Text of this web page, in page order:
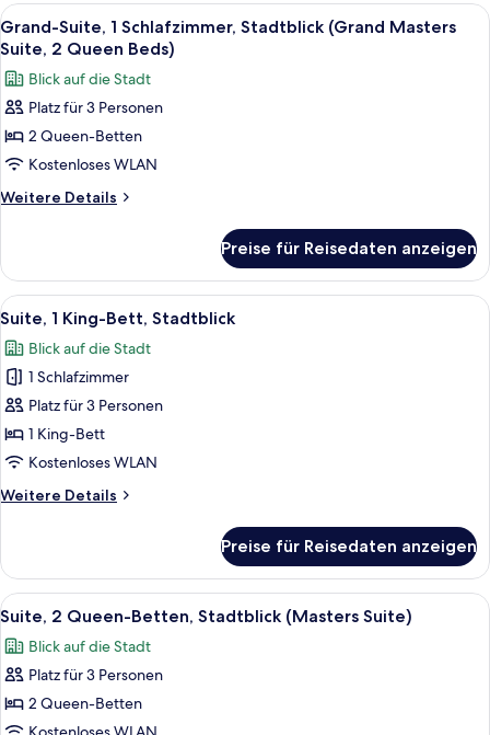
Schlafzimmer,
Stadtblick
Alle
Fotos
für
Grand-
Suite,
1
Schlafzimmer,
Stadtblick
Suite,
2
Queen
Beds)
anzeigen
Ein Hotelzimmer mit zwei Betten,
2
Grand-Suite, 1 Schlafzimmer, Stadtblick (Grand Masters
Suite, 2 Queen Beds)
Blick auf die Stadt
Platz für 3 Personen
2 Queen-Betten
Kostenloses WLAN
Weitere Details
Weitere
Suite,
Schlafzimmer,
(Grand
Masters
2
Queen
Beds)
Preise für Reisedaten anzeigen
Alle
Fotos
für
Suite,
1 King-
Bett,
Stadtblick
Ein modernes Hotelzimmer mit
2
Suite, 1 King-Bett, Stadtblick
Blick auf die Stadt
1 Schlafzimmer
Platz für 3 Personen
1 King-Bett
Kostenloses WLAN
Weitere Details
Weitere
1 King-
Bett,
Stadtblick
Preise für Reisedaten anzeigen
Alle
Fotos
für
Suite,
2 Queen-
Betten,
Ein modernes Hotelzimmer mit zwei
2
Suite, 2 Queen-Betten, Stadtblick (Masters Suite)
Blick auf die Stadt
Platz für 3 Personen
2 Queen-Betten